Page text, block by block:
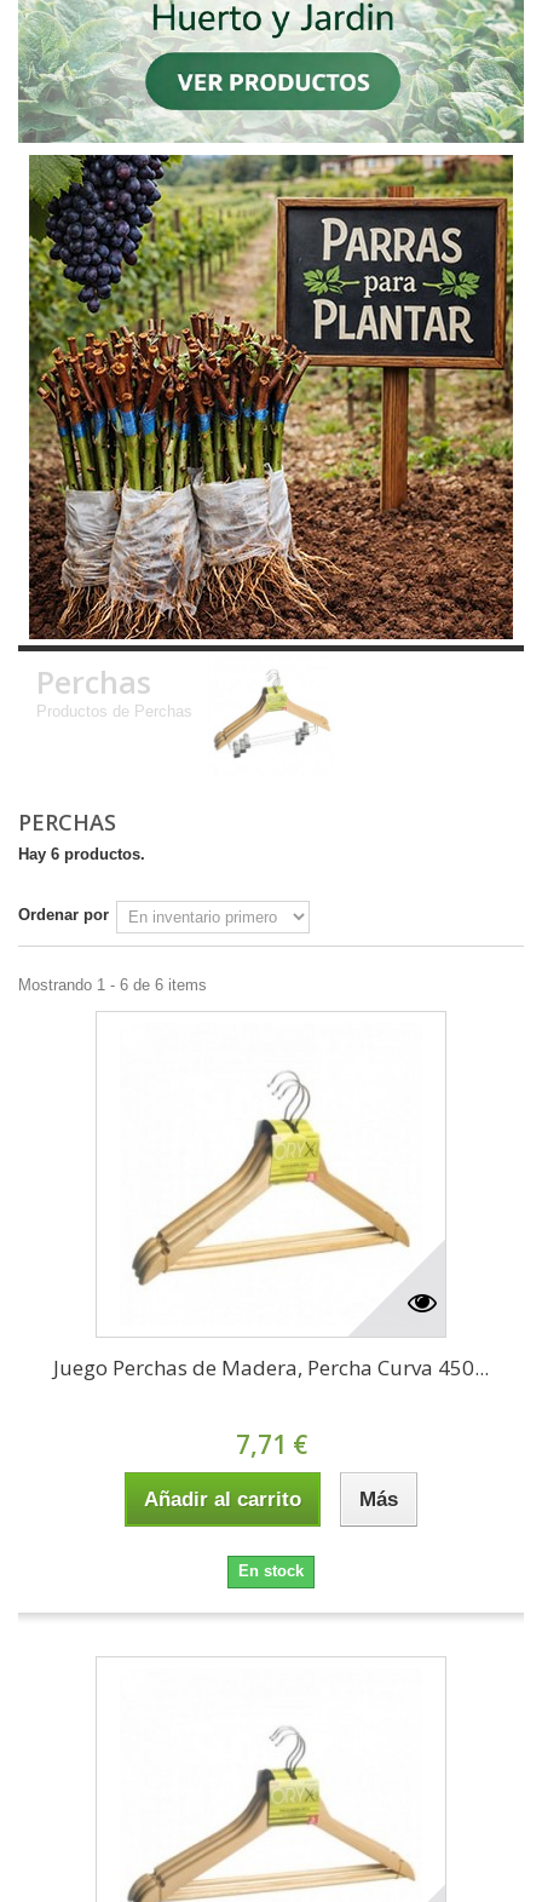
Perchas
Productos de Perchas
PERCHAS
Hay 6 productos.
Ordenar por
Mostrando 1 - 6 de 6 items
Juego Perchas de Madera, Percha Curva 450...
7,71 €
Añadir al carrito Más
En stock